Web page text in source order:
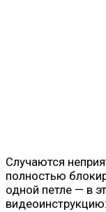
Случаются
полностью
одной петле — в
видеоинструкцию: